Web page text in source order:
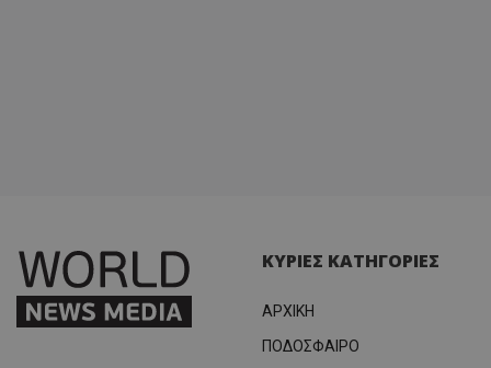
ΚΥΡΙΕΣ ΚΑΤΗΓΟΡΙΕΣ
ΑΡΧΙΚΗ
ΠΟΔΟΣΦΑΙΡΟ